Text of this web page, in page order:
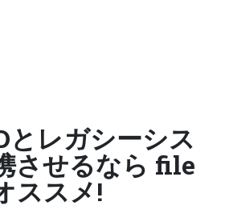
とレガシーシス
させるなら file
ススメ!